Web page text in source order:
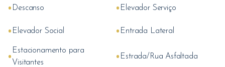
• Descanso • Elevador Serviço
• Elevador Social • Entrada Lateral
• Estacionamento para
Visitantes
• Estrada/Rua Asfaltada